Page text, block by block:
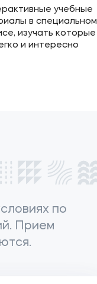
учебные
в специальном
изучать которые
и интересно
по
Прием